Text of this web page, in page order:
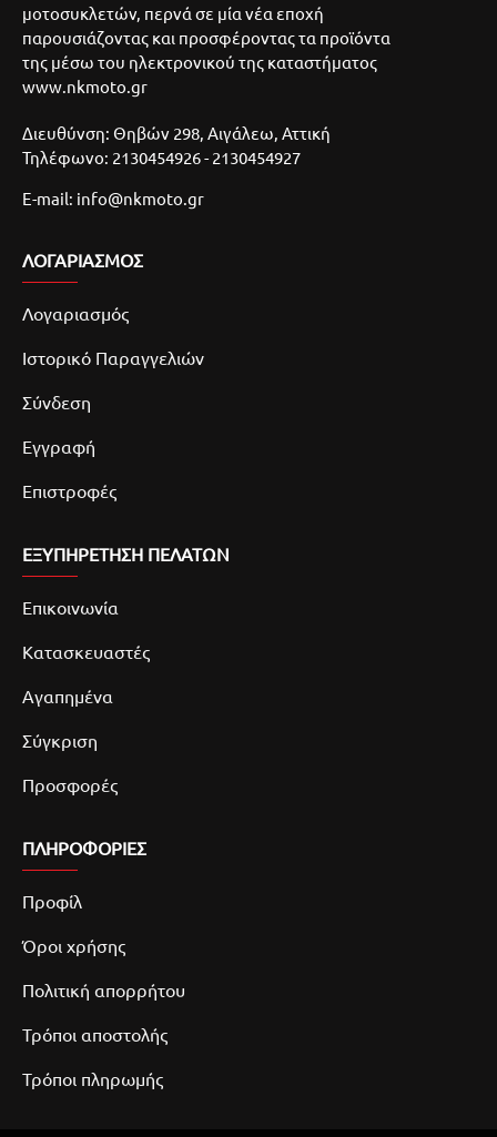
μοτοσυκλετών, περνά σε μία νέα εποχή
παρουσιάζοντας και προσφέροντας τα προϊόντα
της μέσω του ηλεκτρονικού της καταστήματος
www.nkmoto.gr
Διευθύνση: Θηβών 298, Αιγάλεω, Αττική
Τηλέφωνο: 2130454926 - 2130454927
E-mail: info@nkmoto.gr
ΛΟΓΑΡΙΑΣΜΌΣ
Λογαριασμός
Ιστορικό Παραγγελιών
Σύνδεση
Εγγραφή
Επιστροφές
ΕΞΥΠΗΡΕΤΗΣΗ ΠΕΛΑΤΩΝ
Επικοινωνία
Κατασκευαστές
Αγαπημένα
Σύγκριση
Προσφορές
ΠΛΗΡΟΦΟΡΙΕΣ
Προφίλ
Όροι χρήσης
Πολιτική απορρήτου
Τρόποι αποστολής
Τρόποι πληρωμής